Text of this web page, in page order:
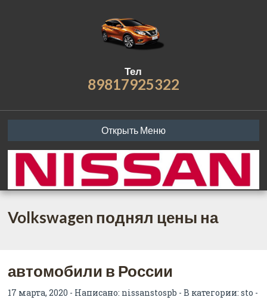
Тел
89817925322
Открыть Меню
Volkswagen поднял цены на
автомобили в России
17 марта, 2020 - Написано: nissanstospb - В категории:sto -